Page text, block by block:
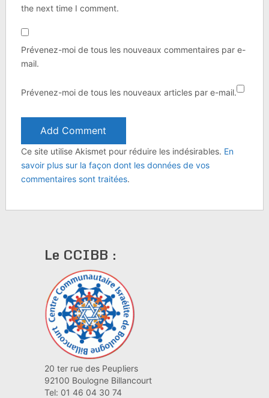
the next time I comment.
Prévenez-moi de tous les nouveaux commentaires par e-
mail.
Prévenez-moi de tous les nouveaux articles par e-mail.
Ce site utilise Akismet pour réduire les indésirables. En
savoir plus sur la façon dont les données de vos
commentaires sont traitées.
Le CCIBB :
20 ter rue des Peupliers
92100 Boulogne Billancourt
Tel: 01 46 04 30 74